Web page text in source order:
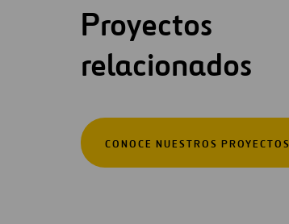
Proyectos
relacionados
CONOCE NUESTROS PROYECTOS